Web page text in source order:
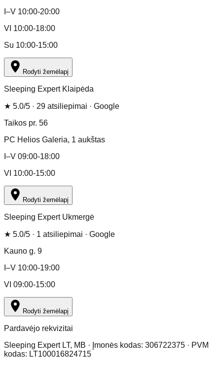
I–V 10:00-20:00
VI 10:00-18:00
Su 10:00-15:00
Rodyti žemėlapį
Sleeping Expert Klaipėda
★ 5.0/5 · 29 atsiliepimai · Google
Taikos pr. 56
PC Helios Galeria, 1 aukštas
I–V 09:00-18:00
VI 10:00-15:00
Rodyti žemėlapį
Sleeping Expert Ukmergė
★ 5.0/5 · 1 atsiliepimai · Google
Kauno g. 9
I–V 10:00-19:00
VI 09:00-15:00
Rodyti žemėlapį
Pardavėjo rekvizitai
Sleeping Expert LT, MB · Įmonės kodas: 306722375 · PVM
kodas: LT100016824715